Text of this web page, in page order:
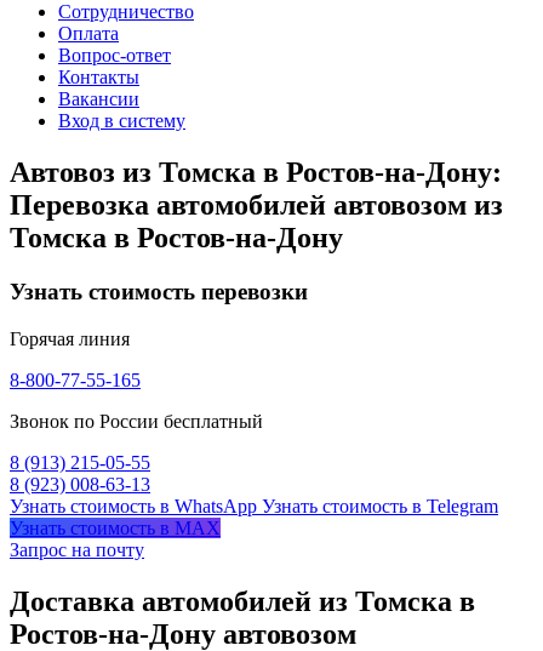
Сотрудничество
Оплата
Вопрос-ответ
Контакты
Вакансии
Вход в систему
Автовоз из Томска в Ростов-на-Дону:
Перевозка автомобилей автовозом из
Томска в Ростов-на-Дону
Узнать стоимость перевозки
Горячая линия
8-800-77-55-165
Звонок по России бесплатный
8 (913) 215-05-55
8 (923) 008-63-13
Узнать стоимость в WhatsApp Узнать стоимость в Telegram
Узнать стоимость в MAX
Запрос на почту
Доставка автомобилей из Томска в
Ростов-на-Дону автовозом